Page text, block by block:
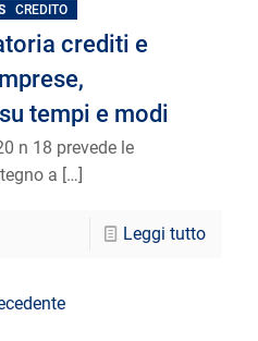
CREDITO
crediti e
tempi e modi
n 18 prevede le
a […]
Leggi tutto